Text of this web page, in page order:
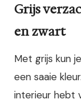
Grijs
en zwart
Met grijs kun
een saaie
interieur hebt